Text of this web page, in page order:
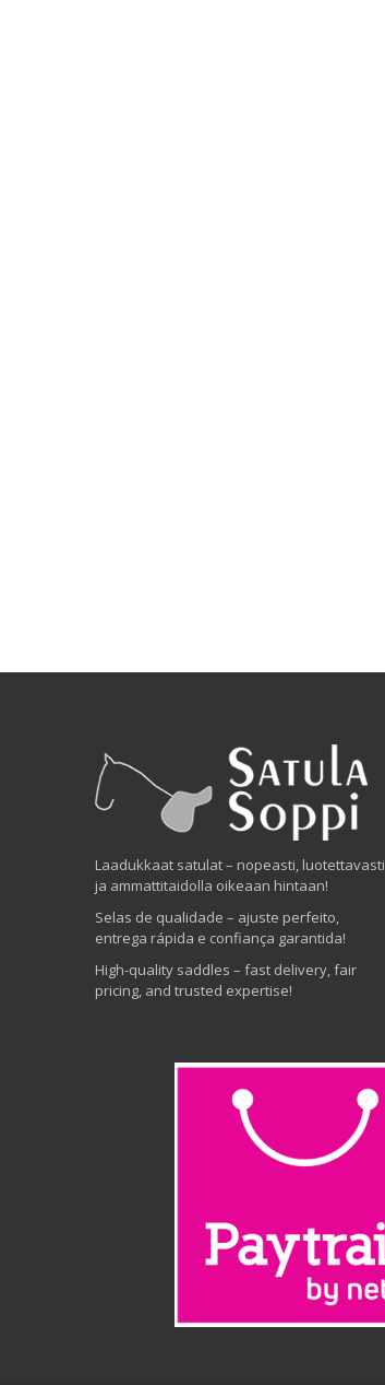
Laadukkaat satulat – nopeasti, luotettavasti
ja ammattitaidolla oikeaan hintaan!
Selas de qualidade – ajuste perfeito,
entrega rápida e confiança garantida!
High-quality saddles – fast delivery, fair
pricing, and trusted expertise!